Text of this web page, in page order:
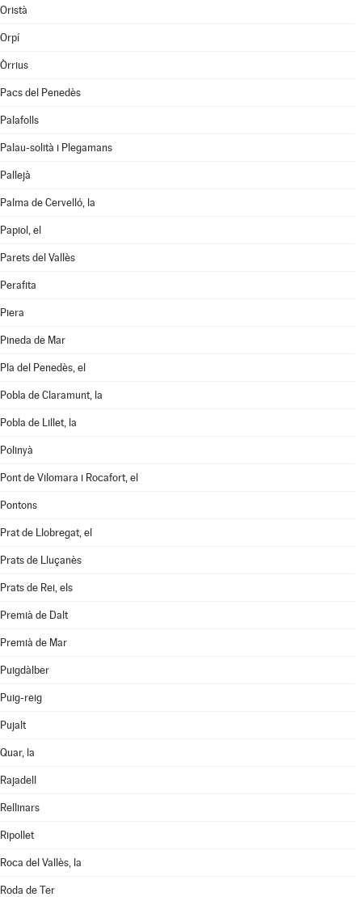
Oristà
Orpí
Òrrius
Pacs del Penedès
Palafolls
Palau-solità i Plegamans
Pallejà
Palma de Cervelló, la
Papiol, el
Parets del Vallès
Perafita
Piera
Pineda de Mar
Pla del Penedès, el
Pobla de Claramunt, la
Pobla de Lillet, la
Polinyà
Pont de Vilomara i Rocafort, el
Pontons
Prat de Llobregat, el
Prats de Lluçanès
Prats de Rei, els
Premià de Dalt
Premià de Mar
Puigdàlber
Puig-reig
Pujalt
Quar, la
Rajadell
Rellinars
Ripollet
Roca del Vallès, la
Roda de Ter